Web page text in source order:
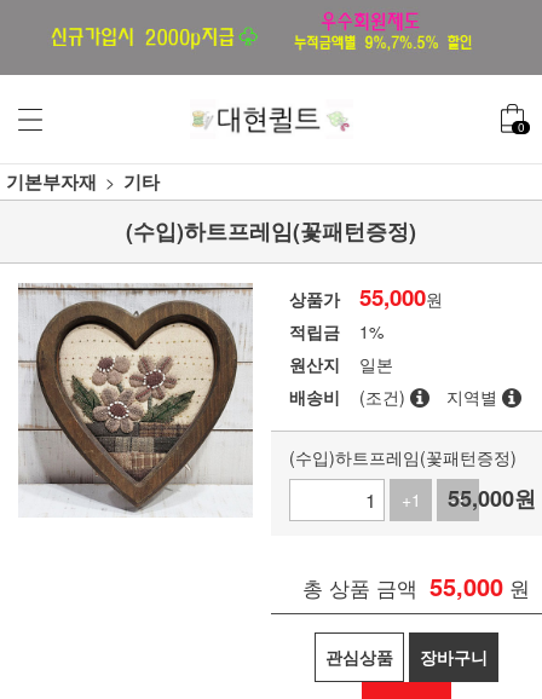
0
기본부자재 기타
(수입)하트프레임(꽃패턴증정)
상품가 55,000원
적립금
1%
원산지
일본
배송비
(조건) 지역별
(수입)하트프레임(꽃패턴증정)
+1
-1
55,000원
총 상품 금액 55,000 원
관심상품 장바구니